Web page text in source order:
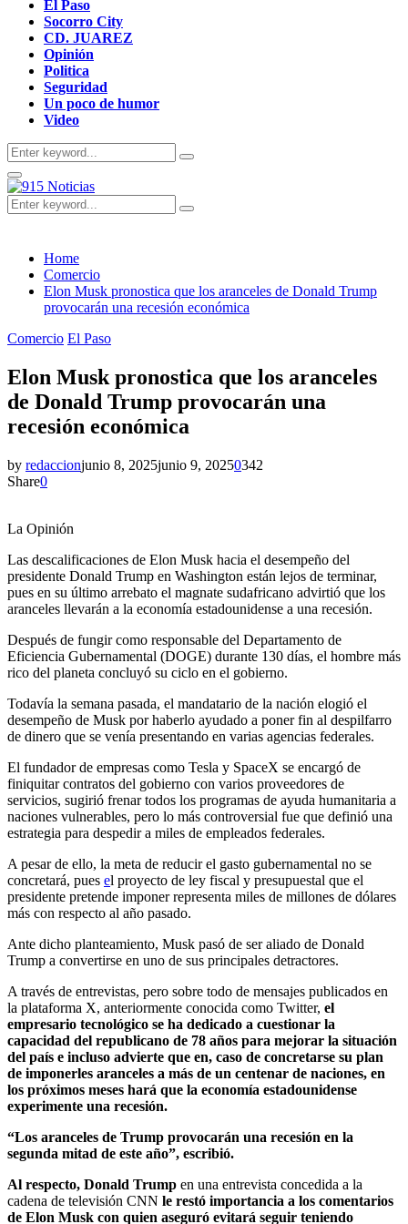
El Paso
Socorro City
CD. JUAREZ
Opinión
Politica
Seguridad
Un poco de humor
Video
Search
for:
Search
Primary
Menu
Search
for:
Search
Home
Comercio
Elon Musk pronostica que los aranceles de Donald Trump
provocarán una recesión económica
Comercio El Paso
Elon Musk pronostica que los aranceles
de Donald Trump provocarán una
recesión económica
by redaccionjunio 8, 2025junio 9, 20250342
Share0
La Opinión
Las descalificaciones de Elon Musk hacia el desempeño del
presidente Donald Trump en Washington están lejos de terminar,
pues en su último arrebato el magnate sudafricano advirtió que los
aranceles llevarán a la economía estadounidense a una recesión.
Después de fungir como responsable del Departamento de
Eficiencia Gubernamental (DOGE) durante 130 días, el hombre más
rico del planeta concluyó su ciclo en el gobierno.
Todavía la semana pasada, el mandatario de la nación elogió el
desempeño de Musk por haberlo ayudado a poner fin al despilfarro
de dinero que se venía presentando en varias agencias federales.
El fundador de empresas como Tesla y SpaceX se encargó de
finiquitar contratos del gobierno con varios proveedores de
servicios, sugirió frenar todos los programas de ayuda humanitaria a
naciones vulnerables, pero lo más controversial fue que definió una
estrategia para despedir a miles de empleados federales.
A pesar de ello, la meta de reducir el gasto gubernamental no se
concretará, pues el proyecto de ley fiscal y presupuestal que el
presidente pretende imponer representa miles de millones de dólares
más con respecto al año pasado.
Ante dicho planteamiento, Musk pasó de ser aliado de Donald
Trump a convertirse en uno de sus principales detractores.
A través de entrevistas, pero sobre todo de mensajes publicados en
la plataforma X, anteriormente conocida como Twitter, el
empresario tecnológico se ha dedicado a cuestionar la
capacidad del republicano de 78 años para mejorar la situación
del país e incluso advierte que en, caso de concretarse su plan
de imponerles aranceles a más de un centenar de naciones, en
los próximos meses hará que la economía estadounidense
experimente una recesión.
“Los aranceles de Trump provocarán una recesión en la
segunda mitad de este año”, escribió.
Al respecto, Donald Trump en una entrevista concedida a la
cadena de televisión CNN le restó importancia a los comentarios
de Elon Musk con quien aseguró evitará seguir teniendo